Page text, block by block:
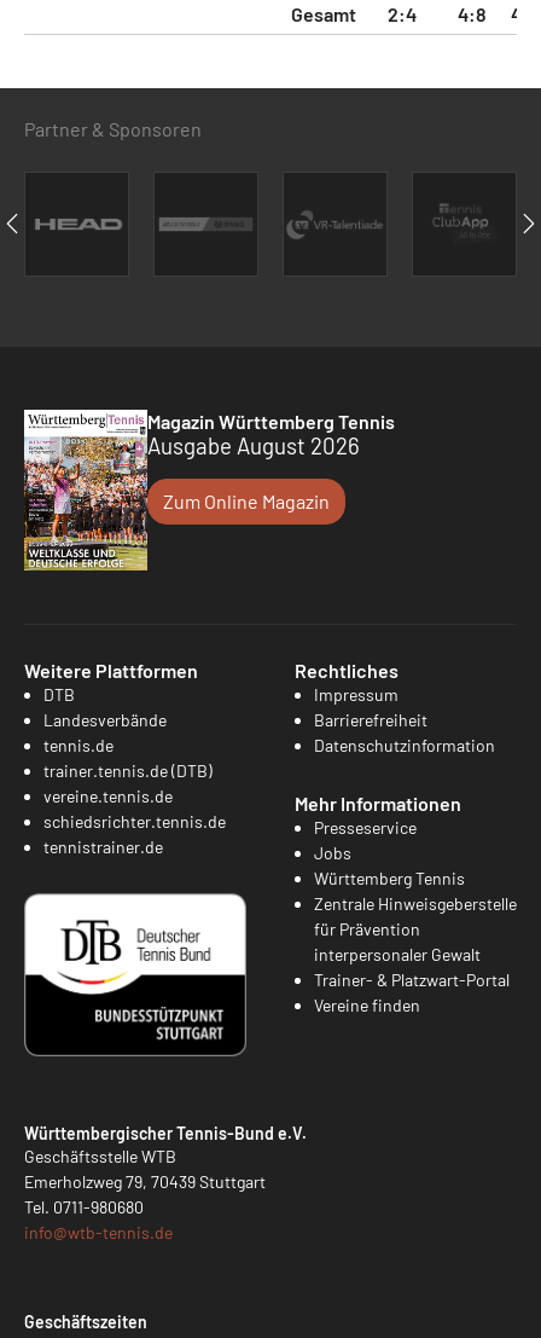
Gesamt
2:4 4:8
Partner & Sponsoren
Magazin Württemberg Tennis
Ausgabe August 2026
Zum Online Magazin
Weitere Plattformen
DTB
Landesverbände
tennis.de
trainer.tennis.de (DTB)
vereine.tennis.de
schiedsrichter.tennis.de
tennistrainer.de
Rechtliches
Impressum
Barrierefreiheit
Datenschutzinformation
Mehr Informationen
Presseservice
Jobs
Württemberg Tennis
Zentrale Hinweisgeberstelle
für Prävention
interpersonaler Gewalt
Trainer- & Platzwart-Portal
Vereine finden
Württembergischer Tennis-Bund e.V.
Geschäftsstelle WTB
Emerholzweg 79, 70439 Stuttgart
Tel. 0711-980680
info@wtb-tennis.de
Geschäftszeiten